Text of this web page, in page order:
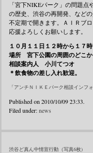
「宮下NIKEパーク」の問題
の歴史、渋谷の再開発、など
不定期で開きます。ＡＩＲブ
応援よろしくお願いします。
１０月１１日１２時から１７時
場所 宮下公園の周囲のどこか
相談案内人 小川てつオ
＊飲食物の差し入れ歓迎。
「アンチＮＩＫＥパーク相談インフ
Published on 2010/10/09 23:33.
Filed under:news
渋谷ど真ん中情宣行動（写真6枚)